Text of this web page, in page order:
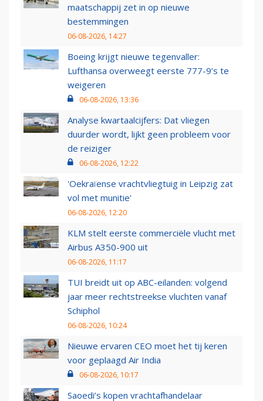
maatschappij zet in op nieuwe
bestemmingen
06-08-2026, 14:27
Boeing krijgt nieuwe tegenvaller:
Lufthansa overweegt eerste 777-9’s te
weigeren
06-08-2026, 13:36
Analyse kwartaalcijfers: Dat vliegen
duurder wordt, lijkt geen probleem voor
de reiziger
06-08-2026, 12:22
'Oekraïense vrachtvliegtuig in Leipzig zat
vol met munitie'
06-08-2026, 12:20
KLM stelt eerste commerciële vlucht met
Airbus A350-900 uit
06-08-2026, 11:17
TUI breidt uit op ABC-eilanden: volgend
jaar meer rechtstreekse vluchten vanaf
Schiphol
06-08-2026, 10:24
Nieuwe ervaren CEO moet het tij keren
voor geplaagd Air India
06-08-2026, 10:17
Saoedi’s kopen vrachtafhandelaar